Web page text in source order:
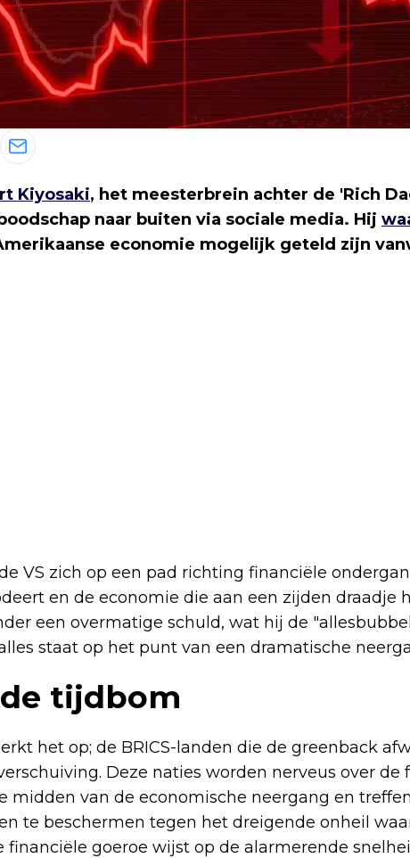
Kiyosaki, het meesterbrein achter de 'Rich
naar buiten via sociale media. Hij
economie mogelijk geteld zijn
VS zich op een pad richting financiële
en de economie die aan een zijden draadje
een overmatige schuld, wat hij de
staat op het punt van een dramatische
tijdbom
het op; de BRICS-landen die de greenback
Deze naties worden nerveus over de
midden van de economische neergang en
te beschermen tegen het dreigende onheil
financiële goeroe wijst op de alarmerende